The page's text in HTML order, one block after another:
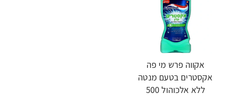
אקווה פרש מי פה
אקסטרים בטעם מנטה
ללא אלכוהול 500